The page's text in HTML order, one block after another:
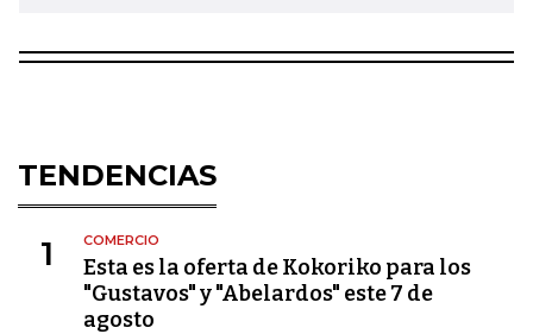
TENDENCIAS
1 COMERCIO
Esta es la oferta de Kokoriko para los
"Gustavos" y "Abelardos" este 7 de
agosto